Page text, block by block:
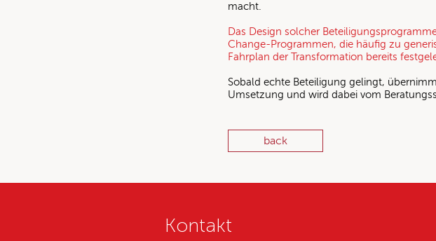
macht.
Das Design solcher
Change-Programmen, die häufig zu
Fahrplan der Transformation bereits
Sobald echte Beteiligung gelingt,
Umsetzung und wird dabei vom
back
Kontakt